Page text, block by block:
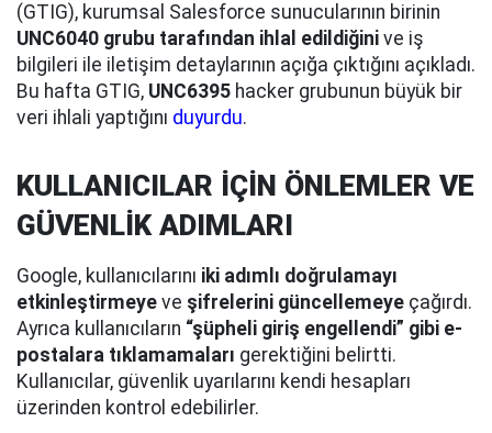
(GTIG), kurumsal Salesforce sunucularının birinin
UNC6040 grubu tarafından ihlal edildiğini ve iş
bilgileri ile iletişim detaylarının açığa çıktığını açıkladı.
Bu hafta GTIG, UNC6395 hacker grubunun büyük bir
veri ihlali yaptığını duyurdu.
KULLANICILAR İÇİN ÖNLEMLER VE
GÜVENLİK ADIMLARI
Google, kullanıcılarını iki adımlı doğrulamayı
etkinleştirmeye ve şifrelerini güncellemeye çağırdı.
Ayrıca kullanıcıların “şüpheli giriş engellendi” gibi e-
postalara tıklamamaları gerektiğini belirtti.
Kullanıcılar, güvenlik uyarılarını kendi hesapları
üzerinden kontrol edebilirler.